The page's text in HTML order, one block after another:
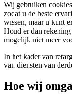
Wij gebruiken
zodat u de beste
wissen, maar u kunt
Houd er dan
mogelijk niet meer
In het kader van
van diensten van
Hoe wij